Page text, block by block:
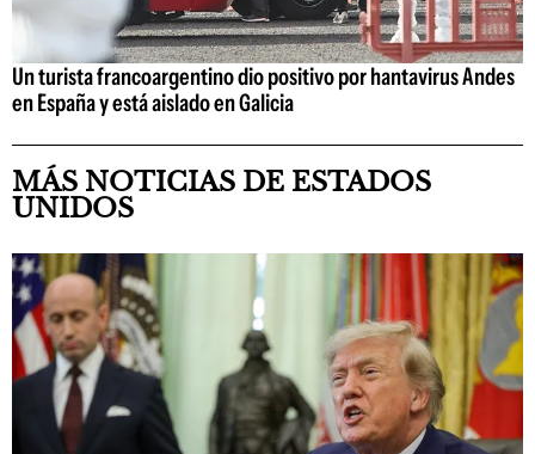
Un turista francoargentino dio positivo por hantavirus Andes
en España y está aislado en Galicia
MÁS NOTICIAS DE ESTADOS
UNIDOS